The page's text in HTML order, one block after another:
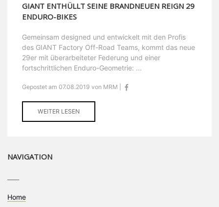
GIANT ENTHÜLLT SEINE BRANDNEUEN REIGN 29
ENDURO-BIKES
Gemeinsam designed und entwickelt mit den Profis
des GIANT Factory Off-Road Teams, kommt das neue
29er mit überarbeiteter Federung und einer
fortschrittlichen Enduro-Geometrie: ...
Gepostet am 07.08.2019 von MRM |
WEITER LESEN
NAVIGATION
Home